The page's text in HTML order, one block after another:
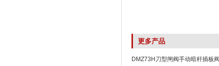
更多产品
DMZ73H刀型闸阀手动暗杆插板